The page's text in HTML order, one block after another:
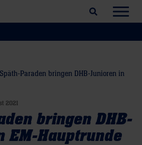
Suchfeld öffnen
Späth-Paraden bringen DHB-Junioren in
2021
bringen DHB-
EM-Hauptrunde